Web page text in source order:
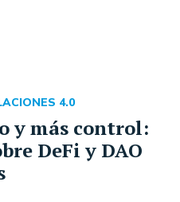
y más control:
DeFi y DAO
4.0